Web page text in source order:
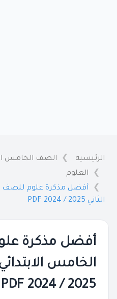
الرئيسية الصف الخامس
العلوم
أفضل مذكرة علوم للصف
الثاني 2025 / 2024 PDF
أفضل مذكرة
الخامس الابتدائي
2025 / 2024 PDF